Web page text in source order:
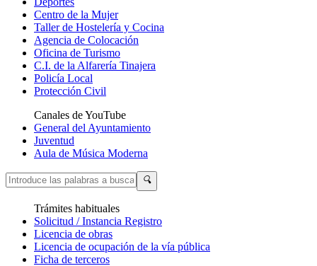
Centro de la Mujer
Taller de Hostelería y Cocina
Agencia de Colocación
Oficina de Turismo
C.I. de la Alfarería Tinajera
Policía Local
Protección Civil
Canales de YouTube
General del Ayuntamiento
Juventud
Aula de Música Moderna
🔍
Trámites habituales
Solicitud / Instancia Registro
Licencia de obras
Licencia de ocupación de la vía pública
Ficha de terceros